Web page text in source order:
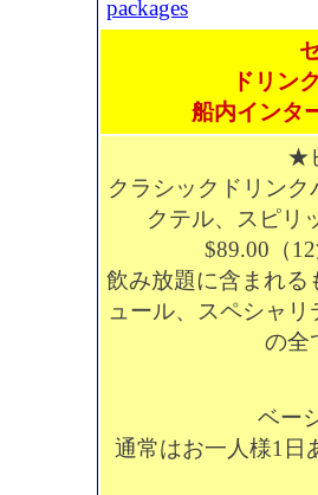
packages
ドリン
船内インタ
★
クラシックドリン
クテル、スピリ
$89.00（
飲み放題に含まれる
ュール、スペシャ
の全
ベー
通常はお一人様1日